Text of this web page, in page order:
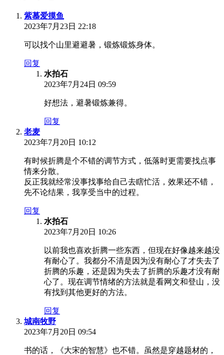
紫慕爱摸鱼
2023年7月23日 22:18
可以找个山里避避暑，锻炼锻炼身体。
回复
水拍石
2023年7月24日 09:59
好想法，避暑锻炼兼得。
回复
老麦
2023年7月20日 10:12
有时候折腾是个不错的调节方式，低落时更需要找点事
情来分散。
反正我就经常没事找事给自己去瞎忙活，效果还不错，
先不论结果，我享受当中的过程。
回复
水拍石
2023年7月20日 10:26
以前我也喜欢折腾一些东西，但现在好像越来越没
有耐心了。我都分不清是因为没有耐心了才失去了
折腾的乐趣，还是因为失去了折腾的乐趣才没有耐
心了。现在调节情绪的方法就是看网文和登山，没
有找到其他更好的方法。
回复
城南牧野
2023年7月20日 09:54
书的话，《大宋的智慧》也不错。虽然是穿越题材的，